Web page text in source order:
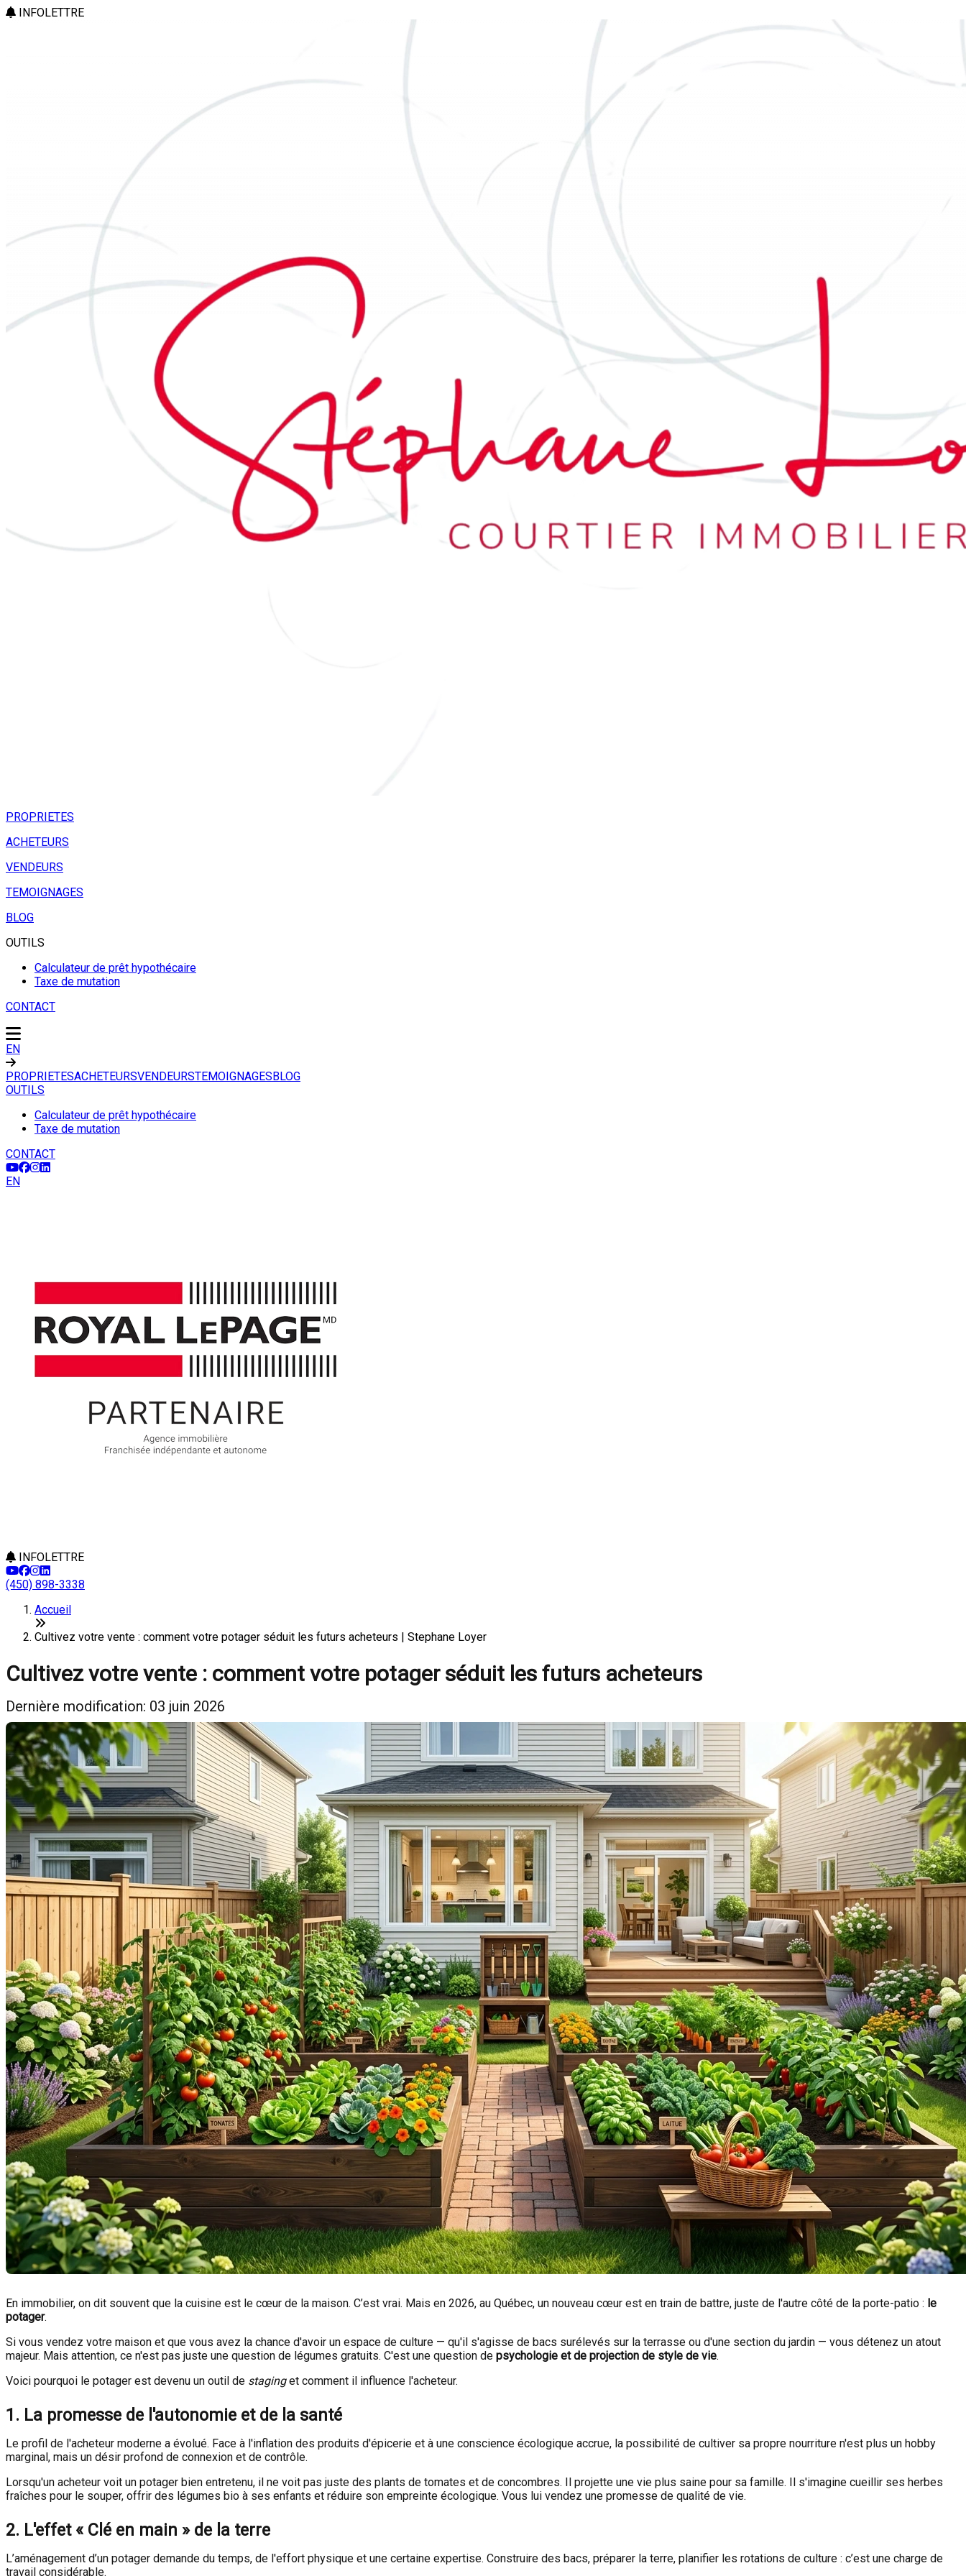
INFOLETTRE
PROPRIETES
ACHETEURS
VENDEURS
TEMOIGNAGES
BLOG
OUTILS
Calculateur de prêt hypothécaire
Taxe de mutation
CONTACT
EN
PROPRIETESACHETEURSVENDEURSTEMOIGNAGESBLOG
OUTILS
Calculateur de prêt hypothécaire
Taxe de mutation
CONTACT
EN
INFOLETTRE
(450) 898-3338
Accueil
Cultivez votre vente : comment votre potager séduit les futurs acheteurs | Stephane Loyer
Cultivez votre vente : comment votre potager séduit les futurs acheteurs
Dernière modification: 03 juin 2026
En immobilier, on dit souvent que la cuisine est le cœur de la maison. C’est vrai. Mais en 2026, au Québec, un nouveau cœur est en train de battre, juste de l'autre côté de la porte-patio : le
potager.
Si vous vendez votre maison et que vous avez la chance d'avoir un espace de culture — qu'il s'agisse de bacs surélevés sur la terrasse ou d'une section du jardin — vous détenez un atout
majeur. Mais attention, ce n'est pas juste une question de légumes gratuits. C'est une question de psychologie et de projection de style de vie.
Voici pourquoi le potager est devenu un outil de staginget comment il influence l'acheteur.
1. La promesse de l'autonomie et de la santé
Le profil de l'acheteur moderne a évolué. Face à l'inflation des produits d'épicerie et à une conscience écologique accrue, la possibilité de cultiver sa propre nourriture n'est plus un hobby
marginal, mais un désir profond de connexion et de contrôle.
Lorsqu'un acheteur voit un potager bien entretenu, il ne voit pas juste des plants de tomates et de concombres. Il projette une vie plus saine pour sa famille. Il s'imagine cueillir ses herbes
fraîches pour le souper, offrir des légumes bio à ses enfants et réduire son empreinte écologique. Vous lui vendez une promesse de qualité de vie.
2. L'effet « Clé en main » de la terre
L’aménagement d’un potager demande du temps, de l'effort physique et une certaine expertise. Construire des bacs, préparer la terre, planifier les rotations de culture : c’est une charge de
travail considérable.